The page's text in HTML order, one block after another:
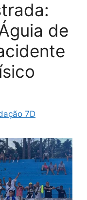
de
7D